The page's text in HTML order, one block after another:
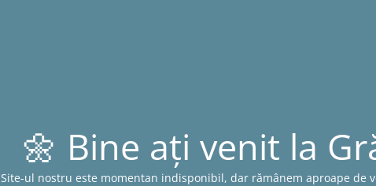
🌼 Bine ați venit la
Site-ul nostru este momentan indisponibil, dar rămânem aproape de